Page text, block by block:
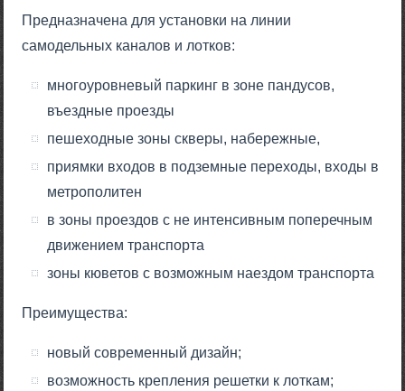
Предназначена для установки на линии
самодельных каналов и лотков:
многоуровневый паркинг в зоне пандусов,
въездные проезды
пешеходные зоны скверы, набережные,
приямки входов в подземные переходы, входы в
метрополитен
в зоны проездов с не интенсивным поперечным
движением транспорта
зоны кюветов с возможным наездом транспорта
Преимущества:
новый современный дизайн;
возможность крепления решетки к лоткам;